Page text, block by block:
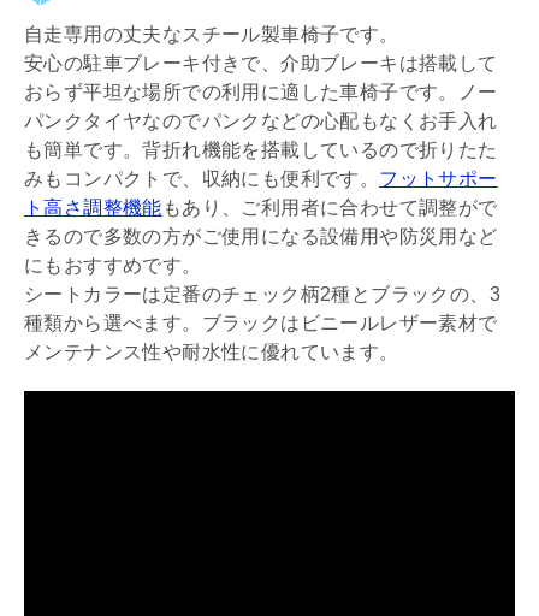
自走専用の丈夫なスチール製車椅子です。
安心の駐車ブレーキ付きで、介助ブレーキは搭載して
おらず平坦な場所での利用に適した車椅子です。ノー
パンクタイヤなのでパンクなどの心配もなくお手入れ
も簡単です。背折れ機能を搭載しているので折りたた
みもコンパクトで、収納にも便利です。 フットサポー
ト高さ調整機能 もあり、ご利用者に合わせて調整がで
きるので多数の方がご使用になる設備用や防災用など
にもおすすめです。
シートカラーは定番のチェック柄2種とブラックの、3
種類から選べます。ブラックはビニールレザー素材で
メンテナンス性や耐水性に優れています。